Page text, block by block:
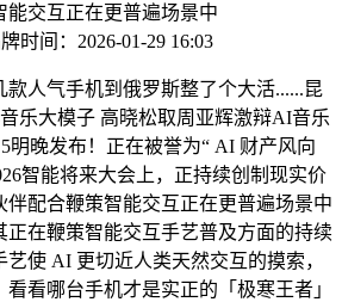
能交互正在更普遍场景中
时间：2026-01-29 16:03
人气手机到俄罗斯整了个大活......昆
乐大模子 高晓松取周亚辉激辩AI音乐
明晚发布！正在被誉为“ AI 财产风向
智能将来大会上，正持续创制现实价
伴配合鞭策智能交互正在更普遍场景中
正在鞭策智能交互手艺普及方面的持续
使 AI 更切近人类天然交互的摸索，
看哪台手机才是实正的「极寒王者」